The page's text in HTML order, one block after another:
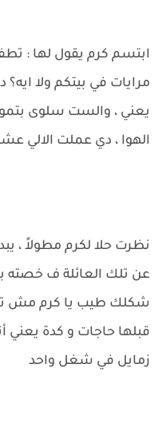
ابتسم كرم يقول لها :
مرايات في بيتكم ولا ايه؟
يعني ، والست سلوى
الهوا ، دي عملت الالي
نظرت حلا لكرم مطولاً ،
عن تلك العائلة ف خصته
شكلك طيب يا كرم مش
قبلها حاجات و كدة يعني
زمايل في شغل واحد